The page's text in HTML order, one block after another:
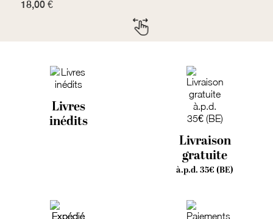
18,00 €
Livres
inédits
Livraison
gratuite
à.p.d. 35€ (BE)